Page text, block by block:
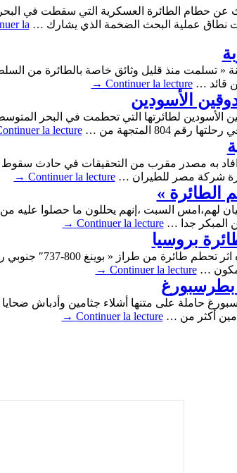
عن حطام الطائرة العسكرية التي سقطت في
نطاق عملية البحث الضخمة الذي يشارك … la
« تسلمت منذ قليل وثائق خاصة بالطائرة من
قائد …Continuer la lecture
→
الأسودين
لطائرتها التي تحطمت في البحر
la lecture
ماافاد به مصدر مقرب من التحقيقات في حادث سقوط
شركة مصر للطيران …Continuer la lecture
→
الطائرة »
لهم،امس السبت ،إنهم يحللون ما حصلوا عليه من
المبكر جدا …Continuer la lecture
→
بروسيا
اكد الرئيس التنفيذي لشركة طيران « فلاي دبي » غيث الغيث،اليوم السبت،في مؤتمر صحفي
Continuer la lecture
→
بطرسبورغ
حاملة على متنها أشلاء جثامين وأدباش ضحايا
Continuer la lecture
→